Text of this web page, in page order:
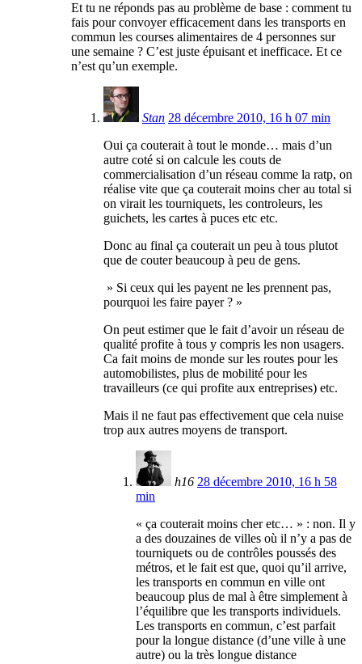
Et tu ne réponds pas au problème de base : comment tu
fais pour convoyer efficacement dans les transports en
commun les courses alimentaires de 4 personnes sur
une semaine ? C’est juste épuisant et inefficace. Et ce
n’est qu’un exemple.
Stan 28 décembre 2010, 16 h 07 min
Oui ça couterait à tout le monde… mais d’un
autre coté si on calcule les couts de
commercialisation d’un réseau comme la ratp, on
réalise vite que ça couterait moins cher au total si
on virait les tourniquets, les controleurs, les
guichets, les cartes à puces etc etc.
Donc au final ça couterait un peu à tous plutot
que de couter beaucoup à peu de gens.
» Si ceux qui les payent ne les prennent pas,
pourquoi les faire payer ? »
On peut estimer que le fait d’avoir un réseau de
qualité profite à tous y compris les non usagers.
Ca fait moins de monde sur les routes pour les
automobilistes, plus de mobilité pour les
travailleurs (ce qui profite aux entreprises) etc.
Mais il ne faut pas effectivement que cela nuise
trop aux autres moyens de transport.
h16 28 décembre 2010, 16 h 58
min
« ça couterait moins cher etc… » : non. Il y
a des douzaines de villes où il n’y a pas de
tourniquets ou de contrôles poussés des
métros, et le fait est que, quoi qu’il arrive,
les transports en commun en ville ont
beaucoup plus de mal à être simplement à
l’équilibre que les transports individuels.
Les transports en commun, c’est parfait
pour la longue distance (d’une ville à une
autre) ou la très longue distance